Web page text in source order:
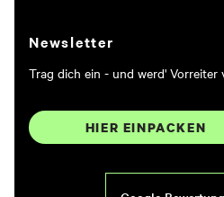
Newsletter
Trag dich ein - und werd' Vorreiter
HIER EINPACKEN